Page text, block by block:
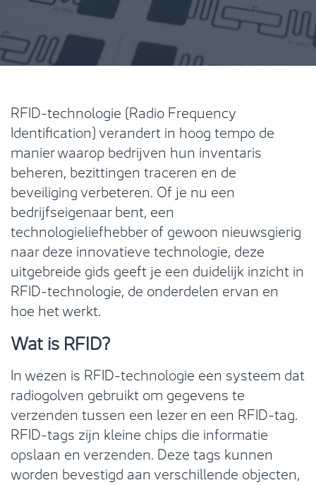
RFID-technologie (Radio Frequency
Identification) verandert in hoog tempo de
manier waarop bedrijven hun inventaris
beheren, bezittingen traceren en de
beveiliging verbeteren. Of je nu een
bedrijfseigenaar bent, een
technologieliefhebber of gewoon nieuwsgierig
naar deze innovatieve technologie, deze
uitgebreide gids geeft je een duidelijk inzicht in
RFID-technologie, de onderdelen ervan en
hoe het werkt.
Wat is RFID?
In wezen is RFID-technologie een systeem dat
radiogolven gebruikt om gegevens te
verzenden tussen een lezer en een RFID-tag.
RFID-tags zijn kleine chips die informatie
opslaan en verzenden. Deze tags kunnen
worden bevestigd aan verschillende objecten,